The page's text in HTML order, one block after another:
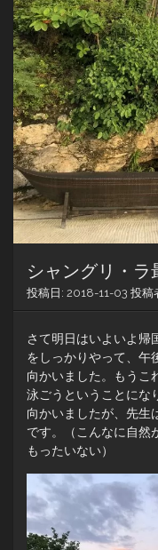
シャングリ・ラ
投稿日: 2018-11-03 投稿
さて明日はいよいよ帰
をしっかりやって、午
向かいました。もうこ
泳ごうということにな
向かいましたが、先生
です。（こんなに自然
もったいない）